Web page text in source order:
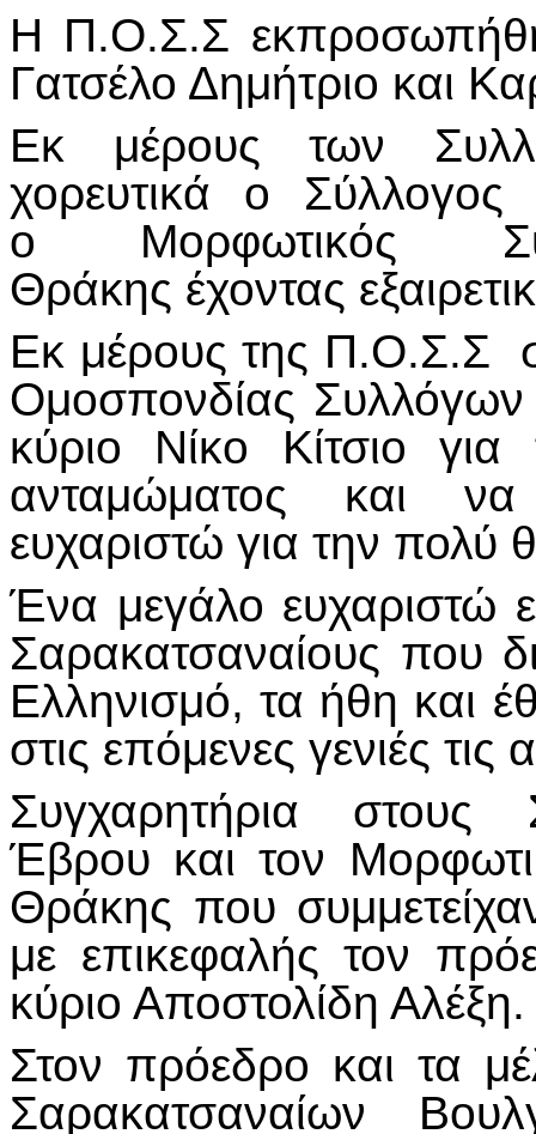
Η Π.Ο.Σ.Σ
Γατσέλο Δημήτριο και
Εκ μέρους των
χορευτικά ο
o Μορφωτικός
Θράκης έχοντας
Εκ μέρους της Π.Ο.Σ.Σ
Ομοσπονδίας
κύριο Νίκο Κίτσιο
ανταμώματος και
ευχαριστώ για την πολύ
Ένα μεγάλο ευχαριστώ
Σαρακατσαναίους που
Ελληνισμό, τα ήθη και
στις επόμενες γενιές
Συγχαρητήρια στους
Έβρου και τον
Θράκης που
με επικεφαλής τον
κύριο Αποστολίδη Αλέξη.
Στον πρόεδρο και τα
Σαρακατσαναίων